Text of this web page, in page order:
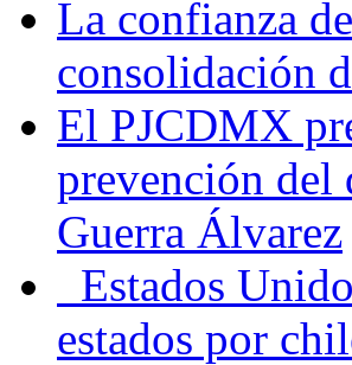
La confianza
consolidación
El PJCDMX
prevención del
Guerra Álvarez
Estados
estados por